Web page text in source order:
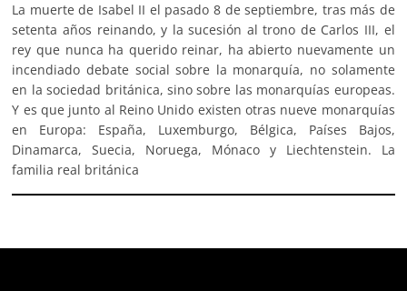
La muerte de Isabel II el pasado 8 de septiembre, tras más de
setenta años reinando, y la sucesión al trono de Carlos III, el
rey que nunca ha querido reinar, ha abierto nuevamente un
incendiado debate social sobre la monarquía, no solamente
en la sociedad británica, sino sobre las monarquías europeas.
Y es que junto al Reino Unido existen otras nueve monarquías
en Europa: España, Luxemburgo, Bélgica, Países Bajos,
Dinamarca, Suecia, Noruega, Mónaco y Liechtenstein. La
familia real británica